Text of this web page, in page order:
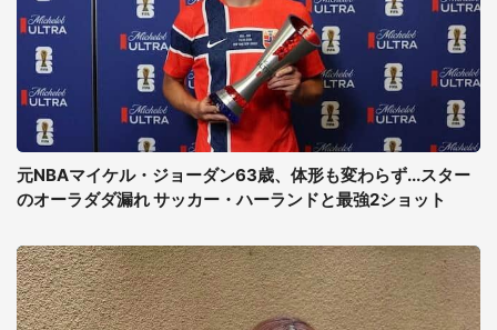
元NBAマイケル・ジョーダン63歳、体形も変わらず...スター
のオーラダダ漏れ サッカー・ハーランドと最強2ショット